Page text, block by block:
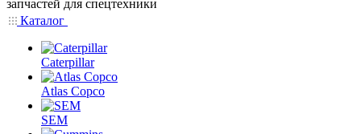
запчастей для спецтехники
Каталог
Caterpillar
Atlas Copco
SEM